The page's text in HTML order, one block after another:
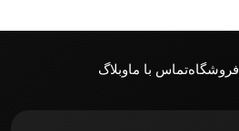
فروشگاهتماس با ماوبلاگ